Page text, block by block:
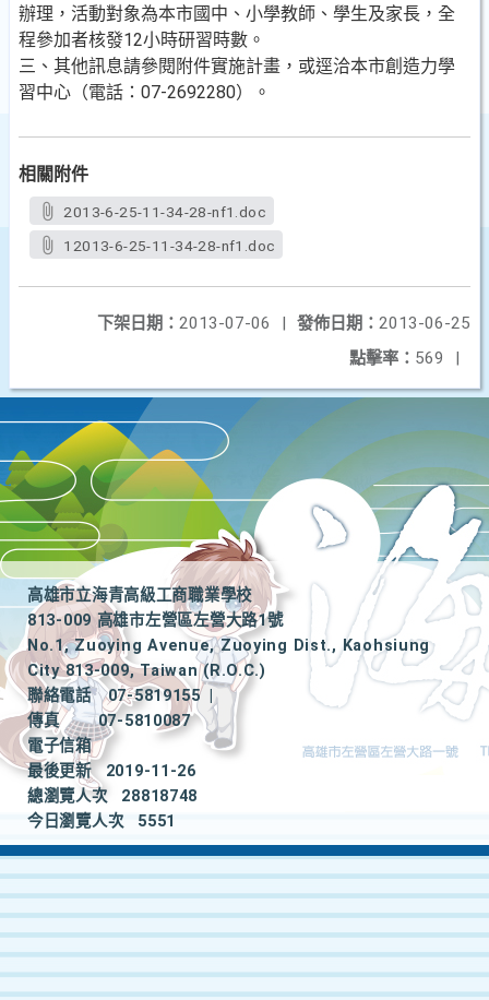
辦理，活動對象為本市國中、小學教師、學生及家長，全
程參加者核發12小時研習時數。
三、其他訊息請參閱附件實施計畫，或逕洽本市創造力學
習中心（電話： 07-2692280）。
相關附件
2013-6-25-11-34-28-nf1.doc
12013-6-25-11-34-28-nf1.doc
發佈日期： 2013-06-25
下架日期： 2013-07-06
|
點擊率： 569 |
高雄市立海青高級工商職業學校
813-009 高雄市左營區左營大路1號
No.1, Zuoying Avenue, Zuoying Dist., Kaohsiung
City 813-009, Taiwan (R.O.C.)
聯絡電話
07-5819155
|
傳真
07-5810087
電子信箱
最後更新
2019-11-26
總瀏覽人次
28818748
今日瀏覽人次
5551